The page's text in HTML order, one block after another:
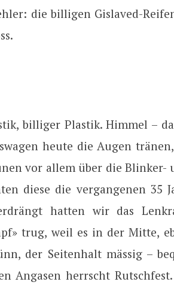
die billigen Gislaved-
billiger Plastik. Himmel –
heute die Augen
vor allem über die Blinker-
diese die vergangenen 35
hatten wir das
trug, weil es in der Mitte,
der Seitenhalt mässig –
Angasen herrscht